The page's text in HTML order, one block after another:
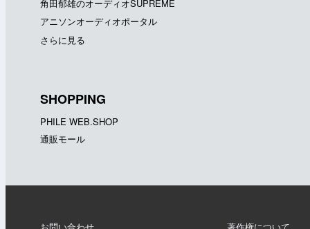
角田郁雄のオーディオSUPREME
アニソンオーディオポータル
さらに見る
SHOPPING
PHILE WEB.SHOP
通販モール
お問い合わせ
著作権について